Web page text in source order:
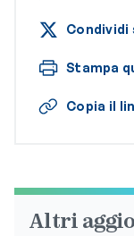
Condividi
Stampa
Copia il
Altri